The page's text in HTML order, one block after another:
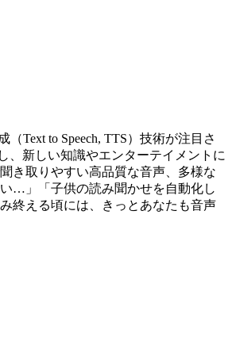
Text to Speech, TTS）技術が注目さ
新しい知識やエンターテイメントに
き取りやすい高品質な音声、多様な
…」「子供の読み聞かせを自動化し
終える頃には、きっとあなたも音声